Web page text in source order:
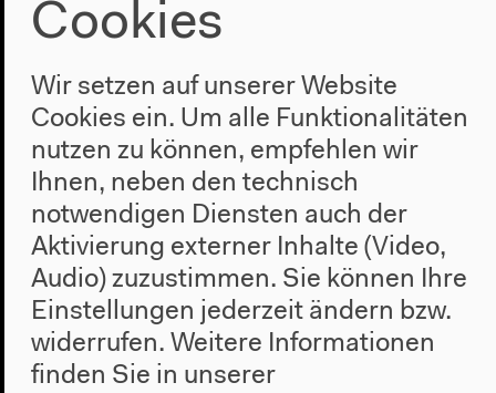
Leseprobe ,
Dinaw Mengestu: Die Melodie der
Luft
PDF / 1,18 MB
Cookies
Wir setzen auf unserer Website
Cookies ein. Um alle Funktionalitäten
nutzen zu können, empfehlen wir
Ihnen, neben den technisch
notwendigen Diensten auch der
Aktivierung externer Inhalte (Video,
Audio) zuzustimmen. Sie können Ihre
Einstellungen jederzeit ändern bzw.
widerrufen. Weitere Informationen
finden Sie in unserer